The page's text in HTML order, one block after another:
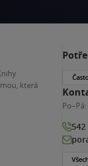
která
Po–Pá:
542